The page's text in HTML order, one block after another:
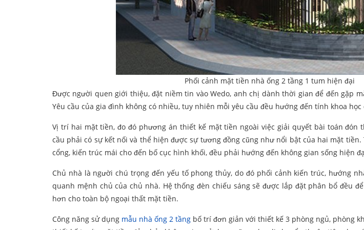
Phối cảnh mặt tiền nhà ống 2 tầng 1 tum hiện đại
Được người quen giới thiệu, đặt niềm tin vào Wedo, anh chị dành thời gian để đến gặp
Yêu cầu của gia đình không có nhiều, tuy nhiên mỗi yêu cầu đều hướng đến tính khoa
Vị trí hai mặt tiền, đo đó phương án thiết kế mặt tiền ngoài việc giải quyết bài toán đón
cầu phải có sự kết nối và thể hiện được sự tương đồng cũng như nổi bật của hai mặt
cổng, kiến trúc mái cho đến bố cục hình khối, đều phải hướng đến không gian sống hiện
Chủ nhà là người chú trọng đến yếu tố phong thủy, do đó phối cảnh kiến trúc, hướng
quanh mệnh chủ của chủ nhà. Hệ thống đèn chiếu sáng sẽ được lắp đặt phân bổ đều
hơn cho toàn bộ ngoại thất mặt tiền.
Công năng sử dụng mẫu nhà ống 2 tầng bố trí đơn giản với thiết kế 3 phòng ngủ, phòng